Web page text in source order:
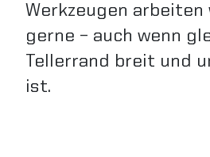
Werkzeugen arbeiten
gerne – auch wenn
Tellerrand breit und
ist.